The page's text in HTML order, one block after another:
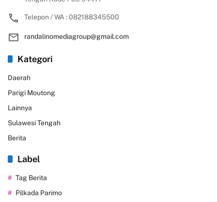
Telepon / WA : 082188345500
randalinomediagroup@gmail.com
Kategori
Daerah
Parigi Moutong
Lainnya
Sulawesi Tengah
Berita
Label
Tag Berita
Pilkada Parimo